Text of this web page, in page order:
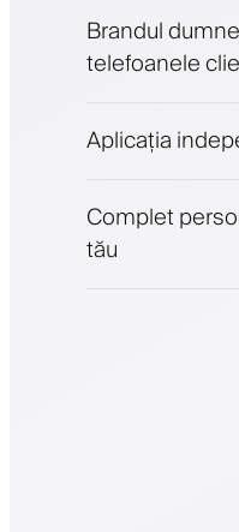
Plăți,
Vinde
Brandul
telefoanele
Aplicația
Complet
tău